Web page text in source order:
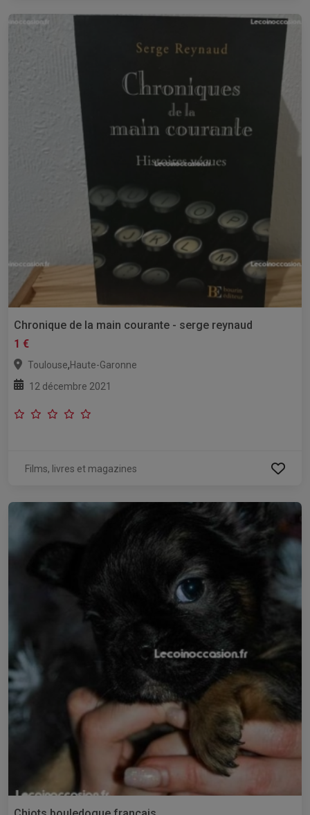
Chronique de la main courante - serge reynaud
1 €
Toulouse,Haute-Garonne
12 décembre 2021
Films, livres et magazines